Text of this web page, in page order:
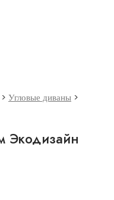
> Угловые диваны >
Экодизайн